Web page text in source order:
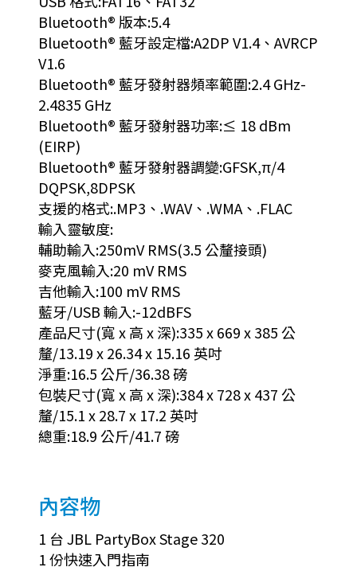
Bluetooth® 版本:5.4
Bluetooth® 藍牙設定檔:A2DP V1.4、AVRCP
V1.6
Bluetooth® 藍牙發射器頻率範圍:2.4 GHz-
2.4835 GHz
Bluetooth® 藍牙發射器功率:≤ 18 dBm
(EIRP)
Bluetooth® 藍牙發射器調變:GFSK,π/4
DQPSK,8DPSK
支援的格式:.MP3、.WAV、.WMA、.FLAC
輸入靈敏度:
輔助輸入:250mV RMS(3.5 公釐接頭)
麥克風輸入:20 mV RMS
吉他輸入:100 mV RMS
藍牙/USB 輸入:-12dBFS
產品尺寸(寬 x 高 x 深):335 x 669 x 385 公
釐/13.19 x 26.34 x 15.16 英吋
淨重:16.5 公斤/36.38 磅
包裝尺寸(寬 x 高 x 深):384 x 728 x 437 公
釐/15.1 x 28.7 x 17.2 英吋
總重:18.9 公斤/41.7 磅
內容物
1 台 JBL PartyBox Stage 320
1 份快速入門指南